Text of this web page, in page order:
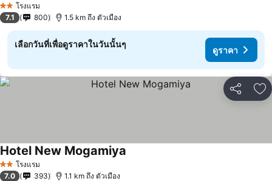
2 ดาวโรงแรม
7.1 800 1.5 km ถึง ตัวเมือง
เลือกวันที่เพื่อดูราคาในวันนั้นๆ
ดูราคา
แชร์ เ
2 ดาวโรงแรม
Hotel New Mogamiya
7.0 393 1.1 km ถึง ตัวเมือง